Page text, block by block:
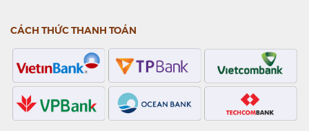
CÁCH THỨC THANH TOÁN